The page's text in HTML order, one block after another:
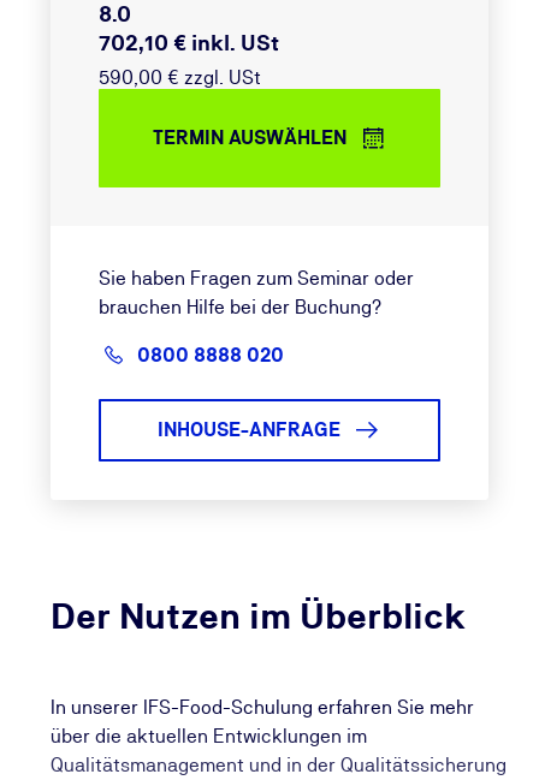
Der Nutzen im Überblick
In unserer IFS-Food-Schulung erfahren Sie mehr
über die aktuellen Entwicklungen im
Qualitätsmanagement und in der Qualitätssicherung
8.0
702,10 € inkl. USt
590,00 € zzgl. USt
TERMIN AUSWÄHLEN
Sie haben Fragen zum Seminar oder
brauchen Hilfe bei der Buchung?
0800 8888 020
INHOUSE-ANFRAGE